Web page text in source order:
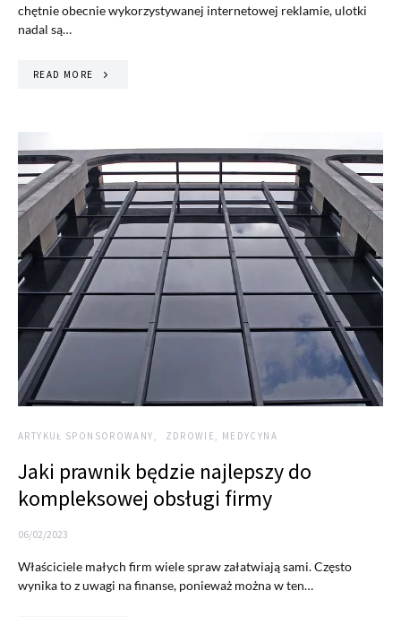
chętnie obecnie wykorzystywanej internetowej reklamie, ulotki
nadal są…
READ MORE
ARTYKUŁ SPONSOROWANY ZDROWIE, MEDYCYNA
Jaki prawnik będzie najlepszy do
kompleksowej obsługi firmy
06/02/2023
Właściciele małych firm wiele spraw załatwiają sami. Często
wynika to z uwagi na finanse, ponieważ można w ten…